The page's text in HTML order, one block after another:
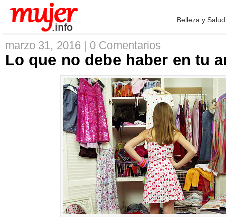
Belleza y Salud
marzo 31, 2016 | 0 Comentarios
Lo que no debe haber en tu